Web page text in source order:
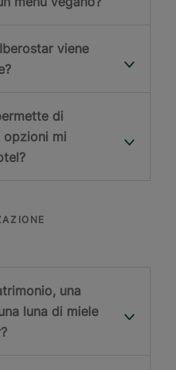
viene
di
opzioni mi
una
luna di miele